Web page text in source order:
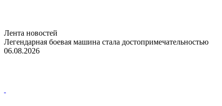
Лента новостей
Легендарная боевая машина стала достопримечательностью
06.08.2026